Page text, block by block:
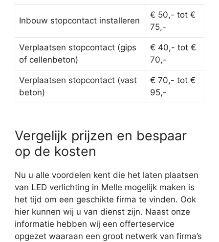
Inbouw stopcontact installeren
€ 50,- tot €
75,-
Verplaatsen stopcontact (gips
of cellenbeton)
€ 40,- tot €
70,-
Verplaatsen stopcontact (vast
beton)
€ 70,- tot €
95,-
Vergelijk prijzen en bespaar
op de kosten
Nu u alle voordelen kent die het laten plaatsen
van LED verlichting in Melle mogelijk maken is
het tijd om een geschikte firma te vinden. Ook
hier kunnen wij u van dienst zijn. Naast onze
informatie hebben wij een offerteservice
opgezet waaraan een groot netwerk van firma’s